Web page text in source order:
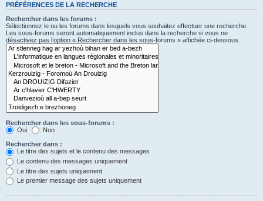
PRÉFÉRENCES DE LA RECHERCHE
Rechercher dans les forums :
Sélectionnez le ou les forums dans lesquels vous souhaitez effectuer une recherche.
Les sous-forums seront automatiquement inclus dans la recherche si vous ne
désactivez pas l’option « Rechercher dans les sous-forums » affichée ci-dessous.
Rechercher dans les sous-forums :
Oui
Non
Rechercher dans :
Le titre des sujets et le contenu des messages
Le contenu des messages uniquement
Le titre des sujets uniquement
Le premier message des sujets uniquement